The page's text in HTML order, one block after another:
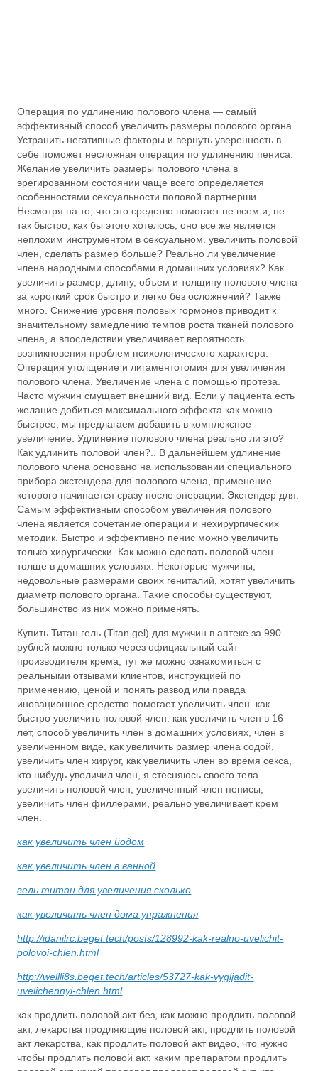
Операция по удлинению полового члена — самый
эффективный способ увеличить размеры полового органа.
Устранить негативные факторы и вернуть уверенность в
себе поможет несложная операция по удлинению пениса.
Желание увеличить размеры полового члена в
эрегированном состоянии чаще всего определяется
особенностями сексуальности половой партнерши.
Несмотря на то, что это средство помогает не всем и, не
так быстро, как бы этого хотелось, оно все же является
неплохим инструментом в сексуальном. увеличить половой
член, сделать размер больше? Реально ли увеличение
члена народными способами в домашних условиях? Как
увеличить размер, длину, объем и толщину полового члена
за короткий срок быстро и легко без осложнений? Также
много. Снижение уровня половых гормонов приводит к
значительному замедлению темпов роста тканей полового
члена, а впоследствии увеличивает вероятность
возникновения проблем психологического характера.
Операция утолщение и лигаментотомия для увеличения
полового члена. Увеличение члена с помощью протеза.
Часто мужчин смущает внешний вид. Если у пациента есть
желание добиться максимального эффекта как можно
быстрее, мы предлагаем добавить в комплексное
увеличение. Удлинение полового члена реально ли это?
Как удлинить половой член?.. В дальнейшем удлинение
полового члена основано на использовании специального
прибора экстендера для полового члена, применение
которого начинается сразу после операции. Экстендер для.
Самым эффективным способом увеличения полового
члена является сочетание операции и нехирургических
методик. Быстро и эффективно пенис можно увеличить
только хирургически. Как можно сделать половой член
толще в домашних условиях. Некоторые мужчины,
недовольные размерами своих гениталий, хотят увеличить
диаметр полового органа. Такие способы существуют,
большинство из них можно применять.
Купить Титан гель (Titan gel) для мужчин в аптеке за 990
рублей можно только через официальный сайт
производителя крема, тут же можно ознакомиться с
реальными отзывами клиентов, инструкцией по
применению, ценой и понять развод или правда
иновационное средство помогает увеличить член. как
быстро увеличить половой член. как увеличить член в 16
лет, способ увеличить член в домашних условиях, член в
увеличенном виде, как увеличить размер члена содой,
увеличить член хирург, как увеличить член во время секса,
кто нибудь увеличил член, я стесняюсь своего тела
увеличить половой член, увеличенный член пенисы,
увеличить член филлерами, реально увеличивает крем
член.
как увеличить член йодом
как увеличить член в ванной
гель титан для увеличения сколько
как увеличить член дома упражнения
http://idanilrc.beget.tech/posts/128992-kak-realno-uvelichit-
polovoi-chlen.html
http://wellli8s.beget.tech/articles/53727-kak-vygljadit-
uvelichennyi-chlen.html
как продлить половой акт без, как можно продлить половой
акт, лекарства продляющие половой акт, продлить половой
акт лекарства, как продлить половой акт видео, что нужно
чтобы продлить половой акт, каким препаратом продлить